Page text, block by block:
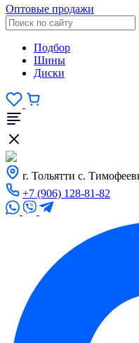
Оптовые продажи
Подбор
Шины
Диски
г. Тольятти с.
+7 (906) 128-81-82